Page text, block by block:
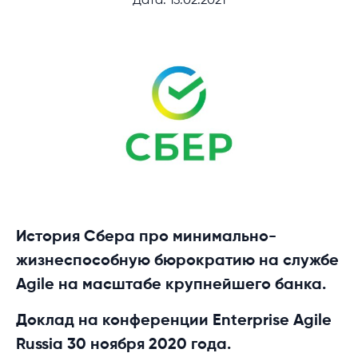
История Сбера про минимально-
жизнеспособную бюрократию на службе
Agile на масштабе крупнейшего банка.
Доклад на конференции Enterprise Agile
Russia 30 ноября 2020 года.